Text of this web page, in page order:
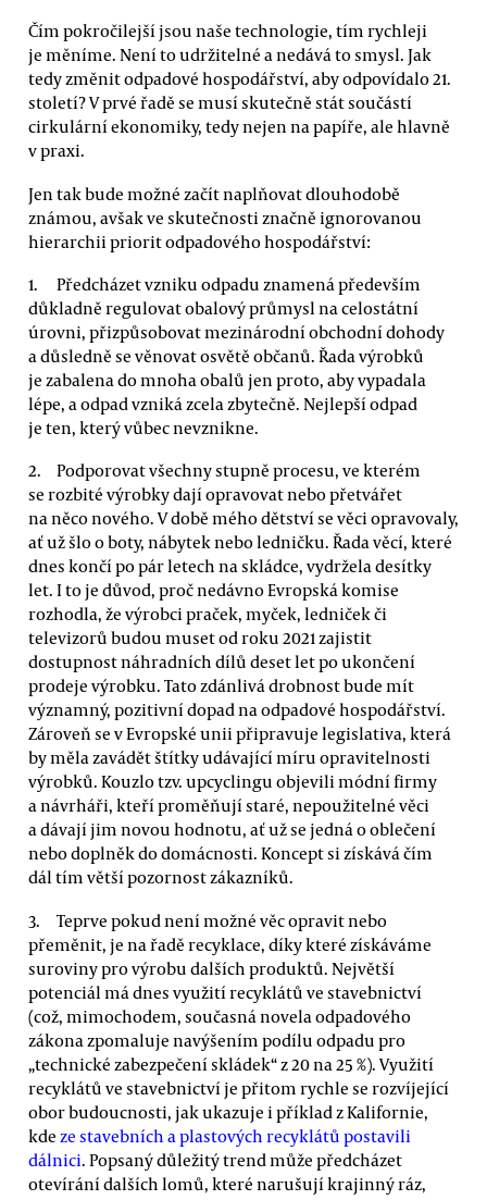
Čím pokročilejší jsou naše technologie, tím rychleji
je měníme. Není to udržitelné a nedává to smysl. Jak
tedy změnit odpadové hospodářství, aby odpovídalo 21.
století? V prvé řadě se musí skutečně stát součástí
cirkulární ekonomiky, tedy nejen na papíře, ale hlavně
v praxi.
Jen tak bude možné začít naplňovat dlouhodobě
známou, avšak ve skutečnosti značně ignorovanou
hierarchii priorit odpadového hospodářství:
Předcházet vzniku odpadu znamená především
důkladně regulovat obalový průmysl na celostátní
úrovni, přizpůsobovat mezinárodní obchodní dohody
a důsledně se věnovat osvětě občanů. Řada výrobků
je zabalena do mnoha obalů jen proto, aby vypadala
lépe, a odpad vzniká zcela zbytečně. Nejlepší odpad
je ten, který vůbec nevznikne.
Podporovat všechny stupně procesu, ve kterém
se rozbité výrobky dají opravovat nebo přetvářet
na něco nového. V době mého dětství se věci opravovaly,
ať už šlo o boty, nábytek nebo ledničku. Řada věcí, které
dnes končí po pár letech na skládce, vydržela desítky
let. I to je důvod, proč nedávno Evropská komise
rozhodla, že výrobci praček, myček, ledniček či
televizorů budou muset od roku 2021 zajistit
dostupnost náhradních dílů deset let po ukončení
prodeje výrobku. Tato zdánlivá drobnost bude mít
významný, pozitivní dopad na odpadové hospodářství.
Zároveň se v Evropské unii připravuje legislativa, která
by měla zavádět štítky udávající míru opravitelnosti
výrobků. Kouzlo tzv. upcyclingu objevili módní firmy
a návrháři, kteří proměňují staré, nepoužitelné věci
a dávají jim novou hodnotu, ať už se jedná o oblečení
nebo doplněk do domácnosti. Koncept si získává čím
dál tím větší pozornost zákazníků.
Teprve pokud není možné věc opravit nebo
přeměnit, je na řadě recyklace, díky které získáváme
suroviny pro výrobu dalších produktů. Největší
potenciál má dnes využití recyklátů ve stavebnictví
(což, mimochodem, současná novela odpadového
zákona zpomaluje navýšením podílu odpadu pro
„technické zabezpečení skládek“ z 20 na 25 %). Využití
recyklátů ve stavebnictví je přitom rychle se rozvíjející
obor budoucnosti, jak ukazuje i příklad z Kalifornie,
kde ze stavebních a plastových recyklátů postavili
dálnici. Popsaný důležitý trend může předcházet
otevírání dalších lomů, které narušují krajinný ráz,